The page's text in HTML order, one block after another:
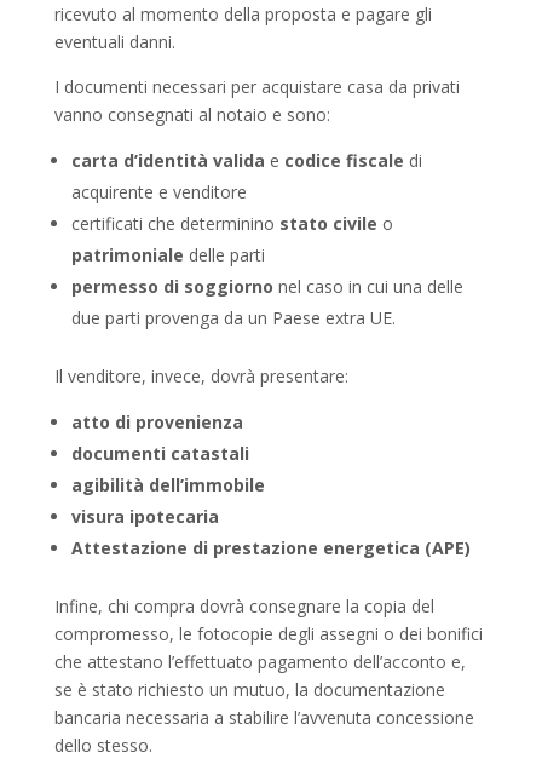
ricevuto al momento della proposta e pagare gli
eventuali danni.
I documenti necessari per acquistare casa da privati
vanno consegnati al notaio e sono:
carta d’identità valida e codice fiscale di
acquirente e venditore
certificati che determinino stato civile o
patrimoniale delle parti
permesso di soggiorno nel caso in cui una delle
due parti provenga da un Paese extra UE.
Il venditore, invece, dovrà presentare:
atto di provenienza
documenti catastali
agibilità dell’immobile
visura ipotecaria
Attestazione di prestazione energetica (APE)
Infine, chi compra dovrà consegnare la copia del
compromesso, le fotocopie degli assegni o dei bonifici
che attestano l’effettuato pagamento dell’acconto e,
se è stato richiesto un mutuo, la documentazione
bancaria necessaria a stabilire l’avvenuta concessione
dello stesso.